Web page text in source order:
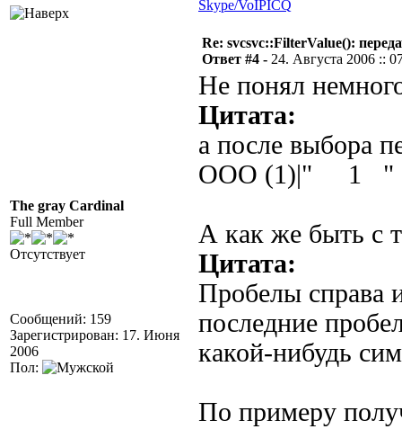
Skype/VoIPICQ
The gray Cardinal
Full Member
Отсутствует
Сообщений: 159
Зарегистрирован: 17. Июня
2006
Пол:
Re: svcsvc::FilterValue():
Ответ #4 - 24. Августа 2006 ::
Не понял
Цитата:
а после выбора
ООО (1)|" 1 "
А как же быть с
Цитата:
Пробелы справа
последние
какой-нибудь
По примеру